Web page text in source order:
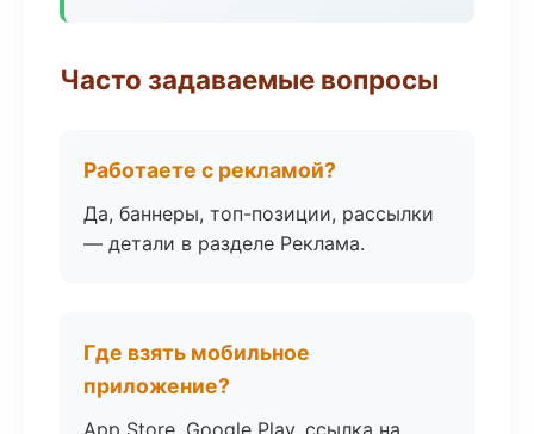
Часто задаваемые вопросы
Работаете с рекламой?
Да, баннеры, топ-позиции, рассылки
— детали в разделе Реклама.
Где взять мобильное
приложение?
App Store, Google Play, ссылка на